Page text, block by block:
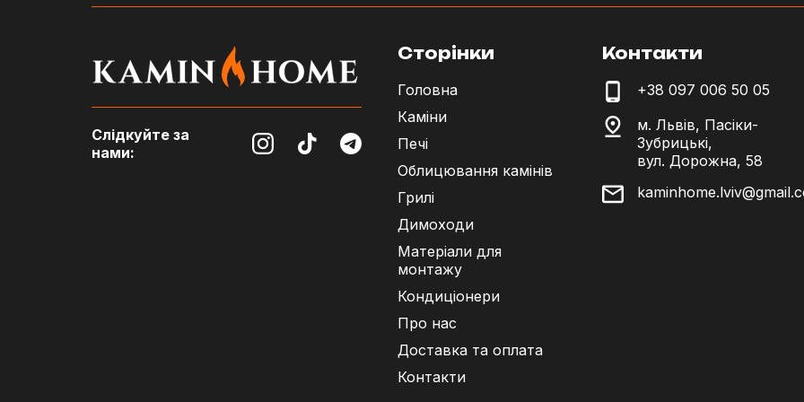
Слідкуйте за
нами:
Сторінки
Головна
Каміни
Печі
Облицювання камінів
Грилі
Димоходи
Матеріали для
монтажу
Кондиціонери
Про нас
Доставка та оплата
Контакти
Контакти
+38 097 006 50 05
м. Львів, Пасіки-
Зубрицькі,
вул. Дорожна, 58